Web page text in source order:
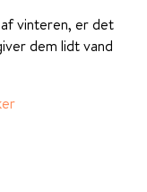
vinteren, er det
dem lidt vand